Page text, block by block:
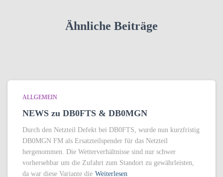
Ähnliche Beiträge
ALLGEMEIN
NEWS zu DB0FTS & DB0MGN
Durch den Netzteil Defekt bei DB0FTS, wurde nun kurzfristig
DB0MGN FM als Ersatzteilspender für das Netzteil
hergenommen. Die Wetterverhältnisse sind nur schwer
vorhersehbar um die Zufahrt zum Standort zu gewährleisten,
da war diese Variante die Weiterlesen